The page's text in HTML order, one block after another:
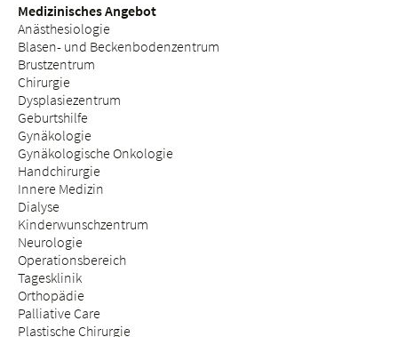
Medizinisches Angebot
Anästhesiologie
Blasen- und Beckenbodenzentrum
Brustzentrum
Chirurgie
Dysplasiezentrum
Geburtshilfe
Gynäkologie
Gynäkologische Onkologie
Handchirurgie
Innere Medizin
Dialyse
Kinderwunschzentrum
Neurologie
Operationsbereich
Tagesklinik
Orthopädie
Palliative Care
Plastische Chirurgie